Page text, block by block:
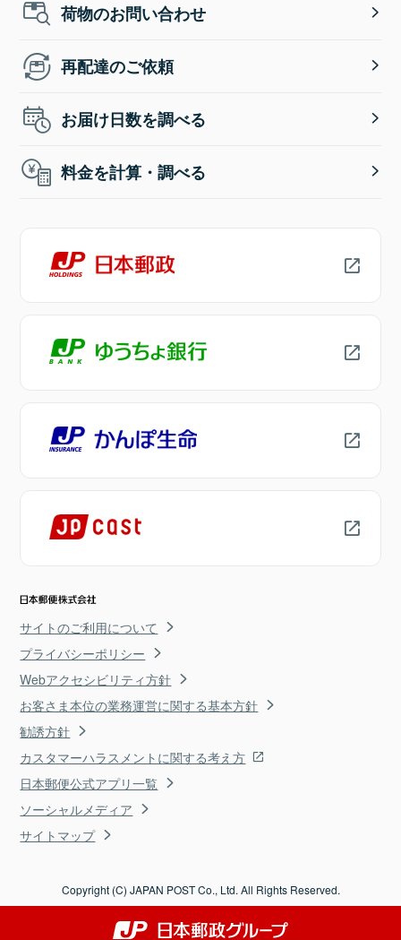
荷物のお問い合わせ
再配達のご依頼
お届け日数を調べる
料金を計算・調べる
サイトのご利用について
プライバシーポリシー
Webアクセシビリティ方針
お客さま本位の業務運営に関する基本方針
勧誘方針
カスタマーハラスメントに関する考え方
日本郵便公式アプリ一覧
ソーシャルメディア
サイトマップ
Copyright (C) JAPAN POST Co., Ltd. All Rights Reserved.